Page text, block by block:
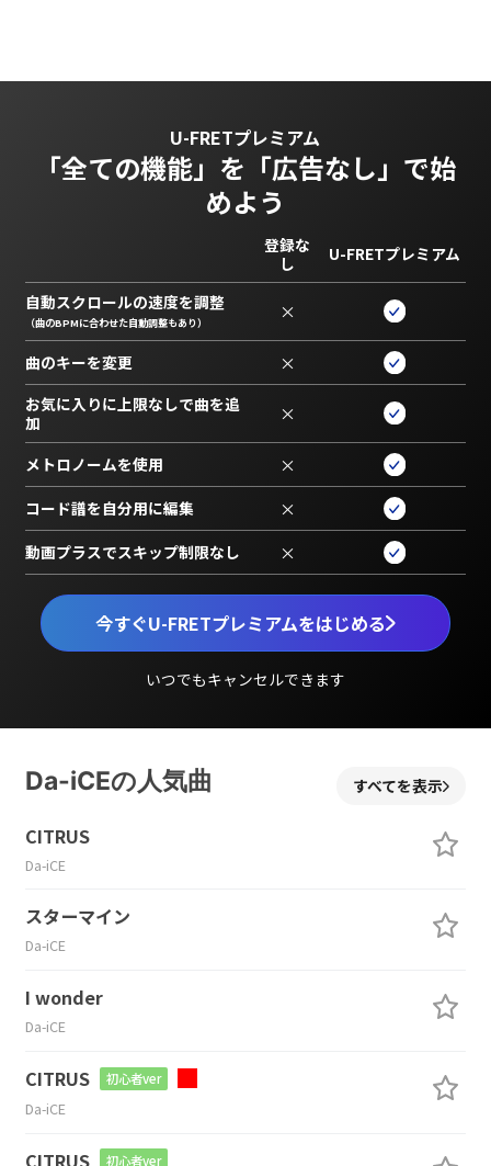
U-FRETプレミアム
「全ての機能」を 「広告なし」で始
めよう
今すぐU-FRETプレミアムをはじめる
いつでもキャンセルできます
登録な
し
U-FRETプレミアム
自動スクロールの速度を調整
（曲のBPMに合わせた自動調整もあり） ×
曲のキーを変更 ×
お気に入りに上限なしで曲を追
加
×
メトロノームを使用 ×
コード譜を自分用に編集 ×
動画プラスでスキップ制限なし ×
Da-iCEの人気曲 すべてを表示
CITRUS
Da-iCE
スターマイン
Da-iCE
I wonder
Da-iCE
CITRUS 初心者ver
Da-iCE
CITRUS 初心者ver